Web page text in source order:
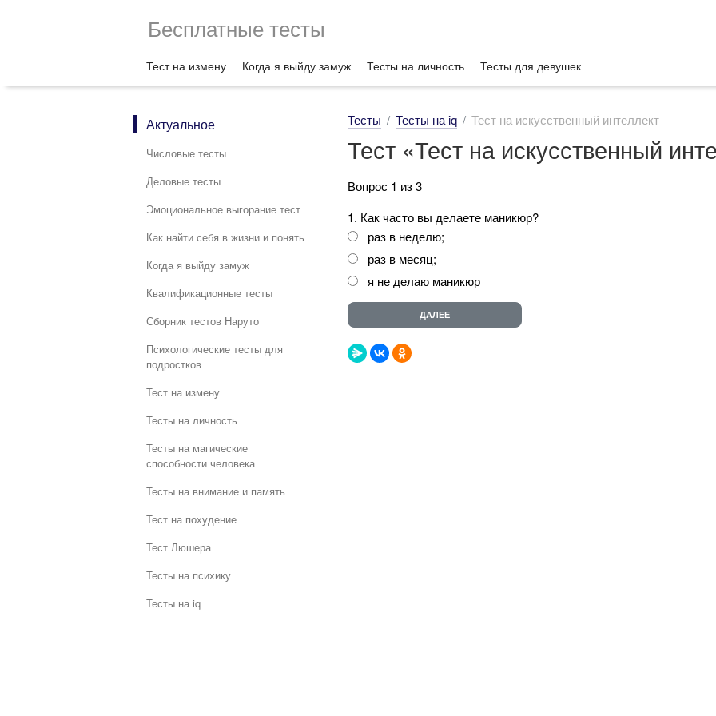
Бесплатные тесты
Тест на измену Когда я выйду замуж Тесты на личность Тесты для девушек
Актуальное
Числовые тесты
Деловые тесты
Эмоциональное выгорание тест
Как найти себя в жизни и понять
Когда я выйду замуж
Квалификационные тесты
Сборник тестов Наруто
Психологические тесты для
подростков
Тест на измену
Тесты на личность
Тесты на магические
способности человека
Тесты на внимание и память
Тест на похудение
Тест Люшера
Тесты на психику
Тесты на iq
Тесты Тесты на iq Тест на искусственный интеллект
Тест «Тест на искусственный
Вопрос 1 из 3
1. Как часто вы делаете маникюр?
раз в неделю;
раз в месяц;
я не делаю маникюр